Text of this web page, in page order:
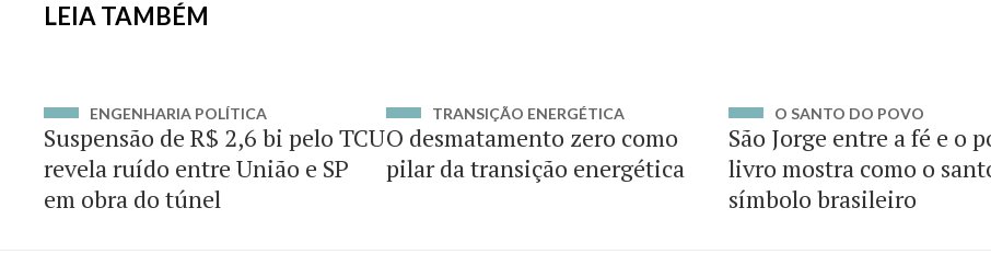
LEIA TAMBÉM
ENGENHARIA POLÍTICA
Suspensão de R$ 2,6 bi pelo TCU
revela ruído entre União e SP
em obra do túnel
TRANSIÇÃO ENERGÉTICA
O desmatamento zero como
pilar da transição energética
O SANTO DO POVO
São Jorge entre a fé e o
livro mostra como o
símbolo brasileiro